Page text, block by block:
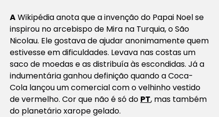
AWikipédia anota que a invenção do Papai Noel se
inspirou no arcebispo de Mira na Turquia, o São
Nicolau. Ele gostava de ajudar anonimamente quem
estivesse em dificuldades. Levava nas costas um
saco de moedas e as distribuía às escondidas. Já a
indumentária ganhou definição quando a Coca-
Cola lançou um comercial com o velhinho vestido
de vermelho. Cor que não é só do PT, mas também
do planetário xarope gelado.